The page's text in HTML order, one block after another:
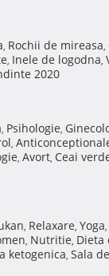
, Rochii de mireasa,
, Inele de logodna,
2020
, Psihologie,
,
, Avort, Ceai
, Relaxare, Yoga,
, Nutritie, Dieta
ketogenica, Sala